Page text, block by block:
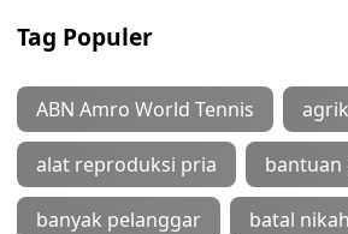
Tag Populer
ABN Amro World Tennis
alat reproduksi pria bantuan
banyak pelanggar batal nikah